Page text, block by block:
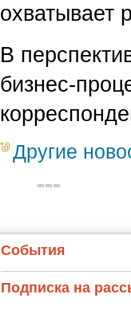
охватывает
В
бизнес-
Другие
События
Подписка на